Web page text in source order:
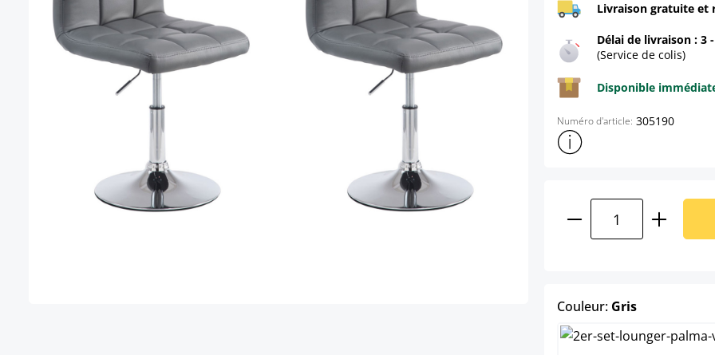
Livraison gratuite et
Délai de livraison : 3
(Service de colis)
Disponible
Numéro d'article: 305190
Afficher plus d'informations
Quantité de
Couleur: Grisselect